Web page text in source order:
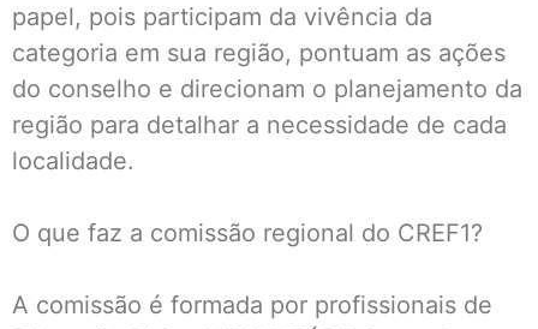
papel, pois participam da vivência da
categoria em sua região, pontuam as ações
do conselho e direcionam o planejamento da
região para detalhar a necessidade de cada
localidade.
O que faz a comissão regional do CREF1?
A comissão é formada por profissionais de